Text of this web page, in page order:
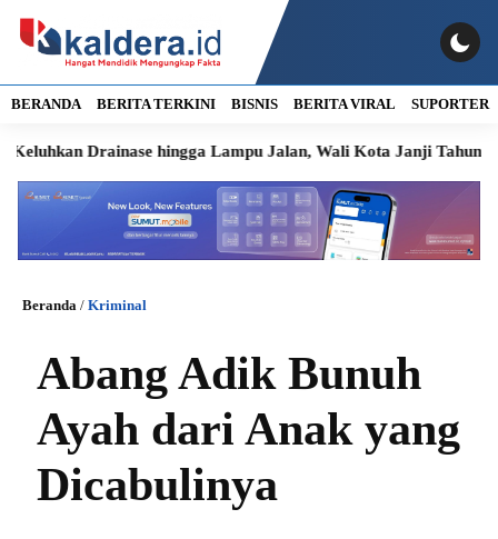
BERANDA BERITA TERKINI BISNIS BERITA VIRAL SUPORTER
Drainase hingga Lampu Jalan, Wali Kota Janji Tahun Ini
Beranda / Kriminal
Abang Adik Bunuh
Ayah dari Anak yang
Dicabulinya